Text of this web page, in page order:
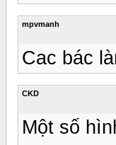
mpvmanh
Cac bác
CKD
Một số